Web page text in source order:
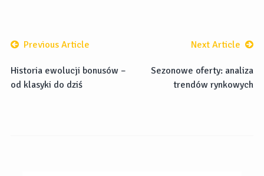
Previous Article
Historia ewolucji bonusów –
od klasyki do dziś
Next Article
Sezonowe oferty: analiza
trendów rynkowych